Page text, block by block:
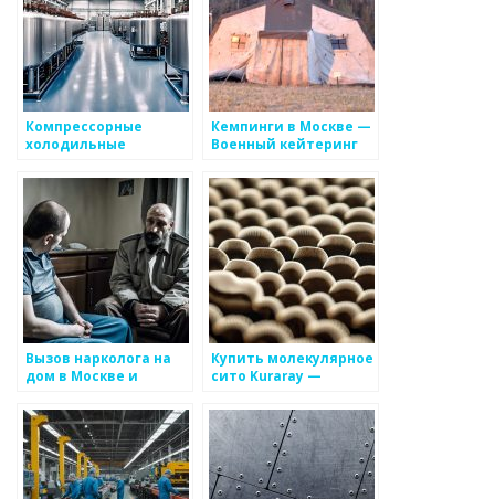
Компрессорные
холодильные
Кемпинги в Москве —
Военный кейтеринг
Вызов нарколога на
дом в Москве и
Купить молекулярное
сито Kuraray —
качество